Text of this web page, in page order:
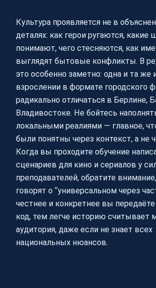
Культура проявляется не в
деталях: как герои ругаются, какие
понимают, чего стесняются, как
выглядят бытовые конфликты. В
это особенно заметно: одна и та же
взрослении в формате городского
радикально отличаться в Берлине,
Владивостоке. Не бойтесь
локальными реалиями — главное,
были понятны через контекст, а не
Когда вы проходите обучение
сценариев для кино и сериалов у
преподавателей, обратите
говорят о “универсальном через
честнее и конкретнее вы
код, тем легче историю считывает
аудитория, даже если не знает всех
национальных нюансов.